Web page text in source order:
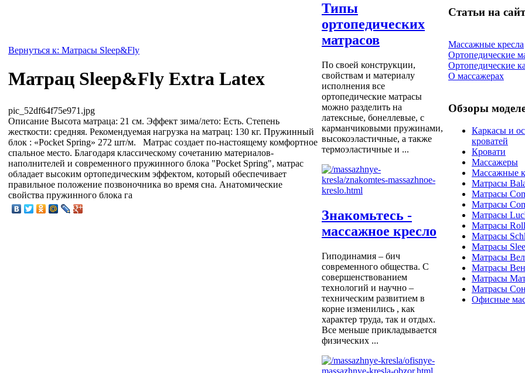
Вернуться к: Матрасы Sleep&Fly
Матрац Sleep&Fly Extra Latex
pic_52df64f75e971.jpg
Описание Высота матраца: 21 см. Эффект зима/лето: Есть. Степень
жесткости: средняя. Рекомендуемая нагрузка на матрац: 130 кг. Пружинный
блок : «Pocket Spring» 272 шт/м. Матрас создает по-настоящему комфортное
спальное место. Благодаря классическому сочетанию материалов-
наполнителей и современного пружинного блока "Pocket Spring", матрас
обладает высоким ортопедическим эффектом, который обеспечивает
правильное положение позвоночника во время сна. Анатомические
свойства пружинного блока га
Типы
ортопедических
матрасов
По своей конструкции,
свойствам и материалу
исполнения все
ортопедические матрасы
можно разделить на
латексные, бонеллевые, с
карманчиковыми пружинами,
высокоэластичные, а также
термоэластичные и ...
Знакомьтесь -
массажное кресло
Гиподинамия – бич
современного общества. С
совершенствованием
технологий и научно –
техническим развитием в
корне изменились , как
характер труда, так и отдых.
Все меньше прикладывается
физических ...
Статьи на
Массажные кресла
Ортопедические
Ортопедические
О массажерах
Обзоры
Каркасы и
кроватей
Кровати
Массажеры
Массажные
Матрасы
Матрасы
Матрасы
Матрасы
Матрасы
Матрасы
Матрасы
Матрасы
Матрасы
Матрасы
Матрасы
Офисные